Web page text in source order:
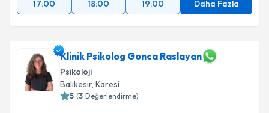
17:00
18:00 19:00 Daha Fazla
Klinik Psikolog Gonca Raslayan
Psikoloji
Balıkesir, Karesi
5 (3 Değerlendirme)